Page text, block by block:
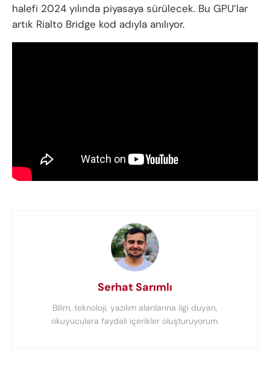
halefi 2024 yılında piyasaya sürülecek. Bu GPU’lar
artık Rialto Bridge kod adıyla anılıyor.
Serhat Sarımlı
Bilim, teknoloji, yazılım alanlarına ilgi duyan,
okuyuculara faydalı içerikler oluşturuyorum.